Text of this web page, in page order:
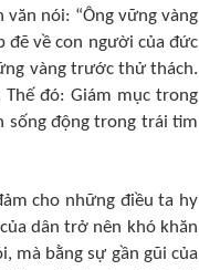
nói: “Ông vững vàng
đẽ về con người của đức
vàng trước thử thách.
Thế đó: Giám mục trong
sống động trong trái tim
cho những điều ta hy
dân trở nên khó khăn
mà bằng sự gần gũi của